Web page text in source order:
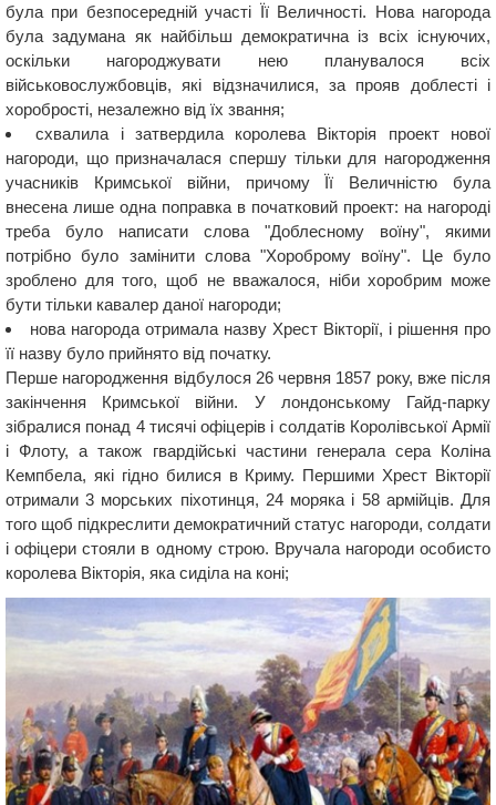
була при безпосередній участі Її Величності. Нова нагорода
була задумана як найбільш демократична із всіх існуючих,
оскільки нагороджувати нею планувалося всіх
військовослужбовців, які відзначилися, за прояв доблесті і
хоробрості, незалежно від їх звання;
схвалила і затвердила королева Вікторія проект нової
нагороди, що призначалася спершу тільки для нагородження
учасників Кримської війни, причому Її Величністю була
внесена лише одна поправка в початковий проект: на нагороді
треба було написати слова "Доблесному воїну", якими
потрібно було замінити слова "Хороброму воїну". Це було
зроблено для того, щоб не вважалося, ніби хоробрим може
бути тільки кавалер даної нагороди;
нова нагорода отримала назву Хрест Вікторії, і рішення про
її назву було прийнято від початку.
Перше нагородження відбулося 26 червня 1857 року, вже після
закінчення Кримської війни. У лондонському Гайд-парку
зібралися понад 4 тисячі офіцерів і солдатів Королівської Армії
і Флоту, а також гвардійські частини генерала сера Коліна
Кемпбела, які гідно билися в Криму. Першими Хрест Вікторії
отримали 3 морських піхотинця, 24 моряка і 58 армійців. Для
того щоб підкреслити демократичний статус нагороди, солдати
і офіцери стояли в одному строю. Вручала нагороди особисто
королева Вікторія, яка сиділа на коні;